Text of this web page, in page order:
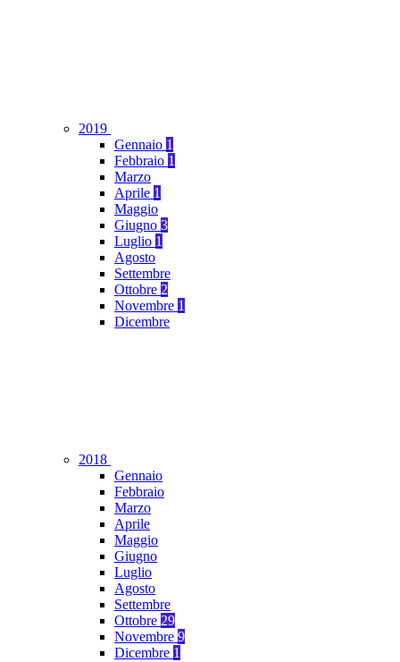
2019
Gennaio 1
Febbraio 1
Marzo
Aprile 1
Maggio
Giugno 3
Luglio 1
Agosto
Settembre
Ottobre 2
Novembre 1
Dicembre
2018
Gennaio
Febbraio
Marzo
Aprile
Maggio
Giugno
Luglio
Agosto
Settembre
Ottobre 29
Novembre 9
Dicembre 1